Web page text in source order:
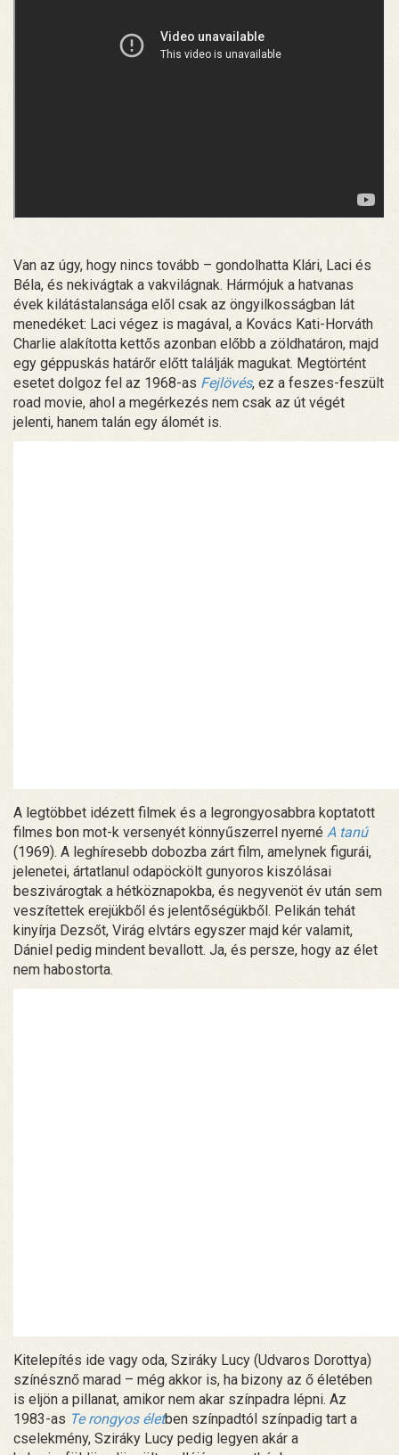
Van az úgy, hogy nincs tovább – gondolhatta Klári, Laci és
Béla, és nekivágtak a vakvilágnak. Hármójuk a hatvanas
évek kilátástalansága elől csak az öngyilkosságban lát
menedéket: Laci végez is magával, a Kovács Kati-Horváth
Charlie alakította kettős azonban előbb a zöldhatáron, majd
egy géppuskás határőr előtt találják magukat. Megtörtént
esetet dolgoz fel az 1968-as Fejlövés, ez a feszes-feszült
road movie, ahol a megérkezés nem csak az út végét
jelenti, hanem talán egy álomét is.
A legtöbbet idézett filmek és a legrongyosabbra koptatott
filmes bon mot-k versenyét könnyűszerrel nyerné A tanú
(1969). A leghíresebb dobozba zárt film, amelynek figurái,
jelenetei, ártatlanul odapöckölt gunyoros kiszólásai
beszivárogtak a hétköznapokba, és negyvenöt év után sem
veszítettek erejükből és jelentőségükből. Pelikán tehát
kinyírja Dezsőt, Virág elvtárs egyszer majd kér valamit,
Dániel pedig mindent bevallott. Ja, és persze, hogy az élet
nem habostorta.
Kitelepítés ide vagy oda, Sziráky Lucy (Udvaros Dorottya)
színésznő marad – még akkor is, ha bizony az ő életében
is eljön a pillanat, amikor nem akar színpadra lépni. Az
1983-as Te rongyos életben színpadtól színpadig tart a
cselekmény, Sziráky Lucy pedig legyen akár a